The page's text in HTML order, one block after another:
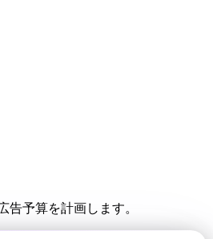
予算を計画します。